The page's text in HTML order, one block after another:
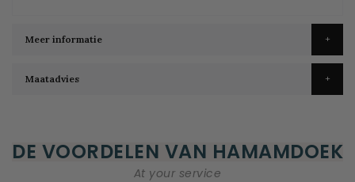
Meer informatie
Maatadvies
DE VOORDELEN VAN HAMAMDOEK
At your service